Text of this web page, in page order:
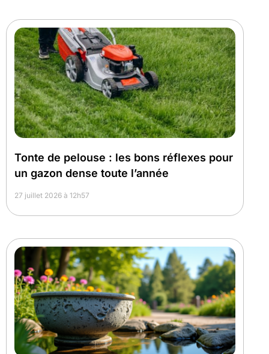
Tonte de pelouse : les bons réflexes pour
un gazon dense toute l’année
27 juillet 2026 à 12h57